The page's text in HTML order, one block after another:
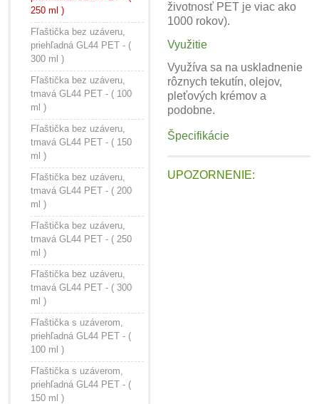
250 ml )
Fľaštička bez uzáveru,
priehľadná GL44 PET - (
300 ml )
Fľaštička bez uzáveru,
tmavá GL44 PET - ( 100
ml )
Fľaštička bez uzáveru,
tmavá GL44 PET - ( 150
ml )
Fľaštička bez uzáveru,
tmavá GL44 PET - ( 200
ml )
Fľaštička bez uzáveru,
tmavá GL44 PET - ( 250
ml )
Fľaštička bez uzáveru,
tmavá GL44 PET - ( 300
ml )
Fľaštička s uzáverom,
priehľadná GL44 PET - (
100 ml )
Fľaštička s uzáverom,
priehľadná GL44 PET - (
150 ml )
životnosť PET je viac ako
1000 rokov).
Využitie
Využíva sa na uskladnenie
rôznych tekutín, olejov,
pleťových krémov a
podobne.
Špecifikácie
UPOZORNENIE: